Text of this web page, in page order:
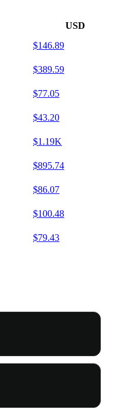
USD
$146.89
$389.59
$77.05
$43.20
$1.19K
$895.74
$86.07
$100.48
$79.43